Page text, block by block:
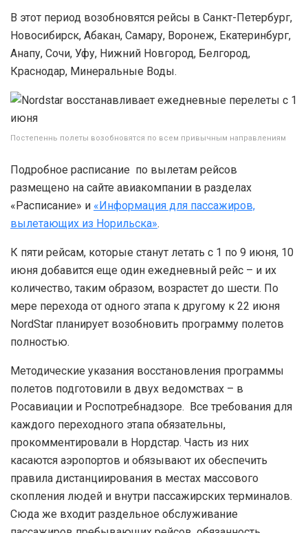
В этот период возобновятся рейсы в Санкт-Петербург,
Новосибирск, Абакан, Самару, Воронеж, Екатеринбург,
Анапу, Сочи, Уфу, Нижний Новгород, Белгород,
Краснодар, Минеральные Воды.
Постепеннь полеты возобновятся по всем привычным направлениям
Подробное расписание по вылетам рейсов
размещено на сайте авиакомпании в разделах
«Расписание» и «Информация для пассажиров,
вылетающих из Норильска».
К пяти рейсам, которые станут летать с 1 по 9 июня, 10
июня добавится еще один ежедневный рейс – и их
количество, таким образом, возрастет до шести. По
мере перехода от одного этапа к другому к 22 июня
NordStar планирует возобновить программу полетов
полностью.
Методические указания восстановления программы
полетов подготовили в двух ведомствах – в
Росавиации и Роспотребнадзоре. Все требования для
каждого переходного этапа обязательны,
прокомментировали в Нордстар. Часть из них
касаются аэропортов и обязывают их обеспечить
правила дистанциирования в местах массового
скопления людей и внутри пассажирских терминалов.
Сюда же входит раздельное обслуживание